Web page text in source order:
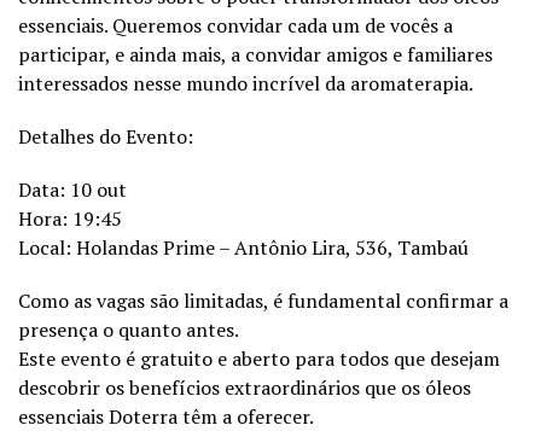
essenciais. Queremos convidar cada um de vocês a
participar, e ainda mais, a convidar amigos e familiares
interessados nesse mundo incrível da aromaterapia.
Detalhes do Evento:
Data: 10 out
Hora: 19:45
Local: Holandas Prime – Antônio Lira, 536, Tambaú
Como as vagas são limitadas, é fundamental confirmar a
presença o quanto antes.
Este evento é gratuito e aberto para todos que desejam
descobrir os benefícios extraordinários que os óleos
essenciais Doterra têm a oferecer.